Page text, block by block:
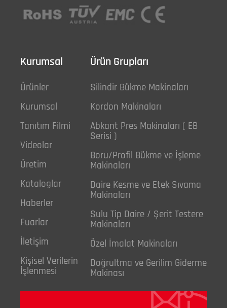
Kurumsal
Ürünler
Kurumsal
Tanıtım Filmi
Videolar
Üretim
Kataloglar
Haberler
Fuarlar
İletişim
Kişisel Verilerin
İşlenmesi
Ürün Grupları
Silindir Bükme Makinaları
Kordon Makinaları
Abkant Pres Makinaları ( EB
Serisi )
Boru/Profil Bükme ve İşleme
Makinaları
Daire Kesme ve Etek Sıvama
Makinaları
Sulu Tip Daire / Şerit Testere
Makinaları
Özel İmalat Makinaları
Doğrultma ve Gerilim Giderme
Makinası